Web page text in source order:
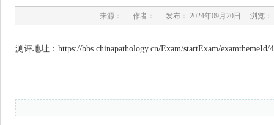
来源： 作者： 发布： 2024年09月20日 浏览：
测评地址：https://bbs.chinapathology.cn/Exam/startExam/examthemeId/